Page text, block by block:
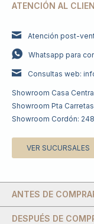
ATENCIÓN AL
Atención post-
Whatsapp para
Consultas web:
Showroom Casa
Showroom Pta
Showroom Cordón:
VER SUCURSALES
DESPUÉS DE
ANTES DE